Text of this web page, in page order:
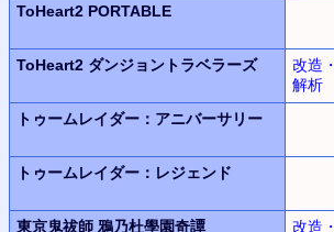
ToHeart2 PORTABLE
ToHeart2 ダンジョントラベラーズ
改造・
解析
トゥームレイダー：アニバーサリー
トゥームレイダー：レジェンド
東京鬼祓師 鴉乃杜學園奇譚
改造・